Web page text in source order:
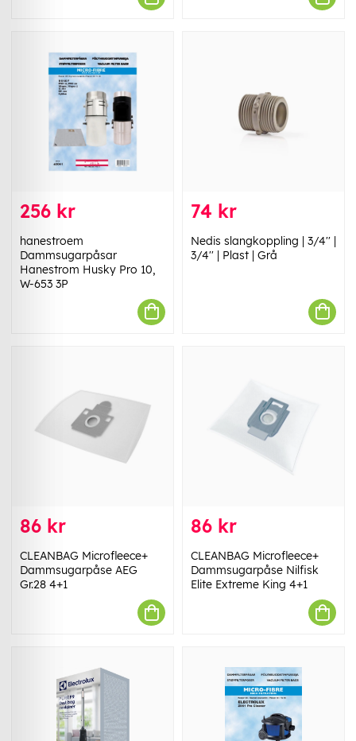
256 kr
hanestroem
Dammsugarpåsar
Hanestrom Husky Pro 10,
W-653 3P
74 kr
Nedis slangkoppling | 3/4'' |
3/4'' | Plast | Grå
86 kr
CLEANBAG Microfleece+
Dammsugarpåse AEG
Gr.28 4+1
86 kr
CLEANBAG Microfleece+
Dammsugarpåse Nilfisk
Elite Extreme King 4+1